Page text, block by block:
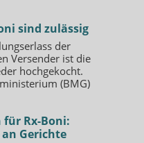
sind zulässig
der
Versender ist die
hochgekocht.
(BMG)
für Rx-Boni:
an Gerichte